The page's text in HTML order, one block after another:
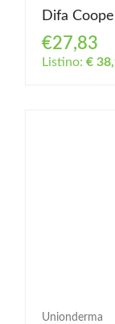
Difa
€27,83
Listino: €
Unionderma